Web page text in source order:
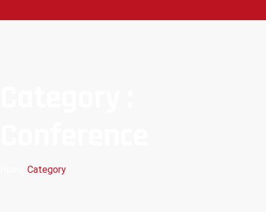
Category